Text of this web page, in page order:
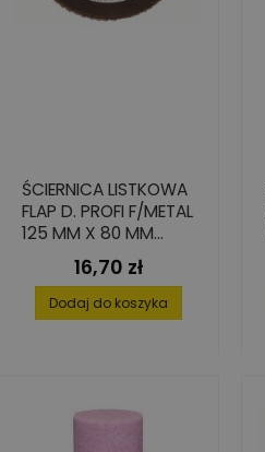
ŚCIERNICA LISTKOWA
FLAP D. PROFI F/METAL
125 MM X 80 MM
PROSTACena
16,70 zł
Dodaj do koszyka